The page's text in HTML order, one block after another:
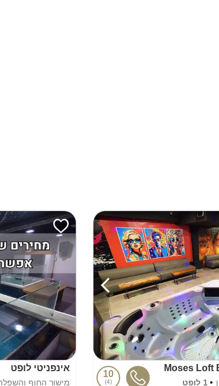
1 לופט
10
4
אינפניטי לופט
מישור החוף